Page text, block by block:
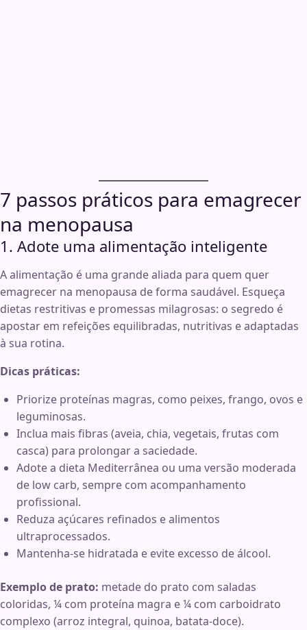
7 passos práticos para emagrecer
na menopausa
1. Adote uma alimentação inteligente
A alimentação é uma grande aliada para quem quer
emagrecer na menopausa de forma saudável. Esqueça
dietas restritivas e promessas milagrosas: o segredo é
apostar em refeições equilibradas, nutritivas e adaptadas
à sua rotina.
Dicas práticas:
Priorize proteínas magras, como peixes, frango, ovos e
leguminosas.
Inclua mais fibras (aveia, chia, vegetais, frutas com
casca) para prolongar a saciedade.
Adote a dieta Mediterrânea ou uma versão moderada
de low carb, sempre com acompanhamento
profissional.
Reduza açúcares refinados e alimentos
ultraprocessados.
Mantenha-se hidratada e evite excesso de álcool.
Exemplo de prato: metade do prato com saladas
coloridas, ¼ com proteína magra e ¼ com carboidrato
complexo (arroz integral, quinoa, batata-doce).